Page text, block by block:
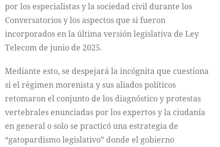
por los especialistas y la sociedad civil durante los
Conversatorios y los aspectos que si fueron
incorporados en la última versión legislativa de Ley
Telecom de junio de 2025.
Mediante esto, se despejará la incógnita que cuestiona
si el régimen morenista y sus aliados políticos
retomaron el conjunto de los diagnóstico y protestas
vertebrales enunciadas por los expertos y la ciudanía
en general o solo se practicó una estrategia de
“gatopardismo legislativo” donde el gobierno